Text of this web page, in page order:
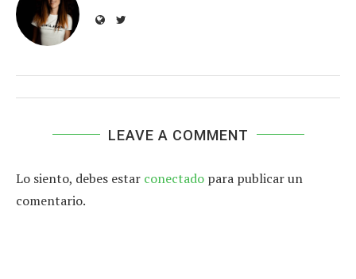
LEAVE A COMMENT
Lo siento, debes estar conectado para publicar un
comentario.